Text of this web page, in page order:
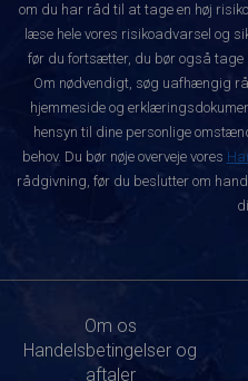
om du har råd til at tage en høj
læse hele vores risikoadvarsel og
før du fortsætter, du bør også
Om nødvendigt, søg uafhængig
hjemmeside og
hensyn til dine personlige
behov. Du bør nøje overveje vores
rådgivning, før du beslutter om
Om os
Handelsbetingelser og
aftaler